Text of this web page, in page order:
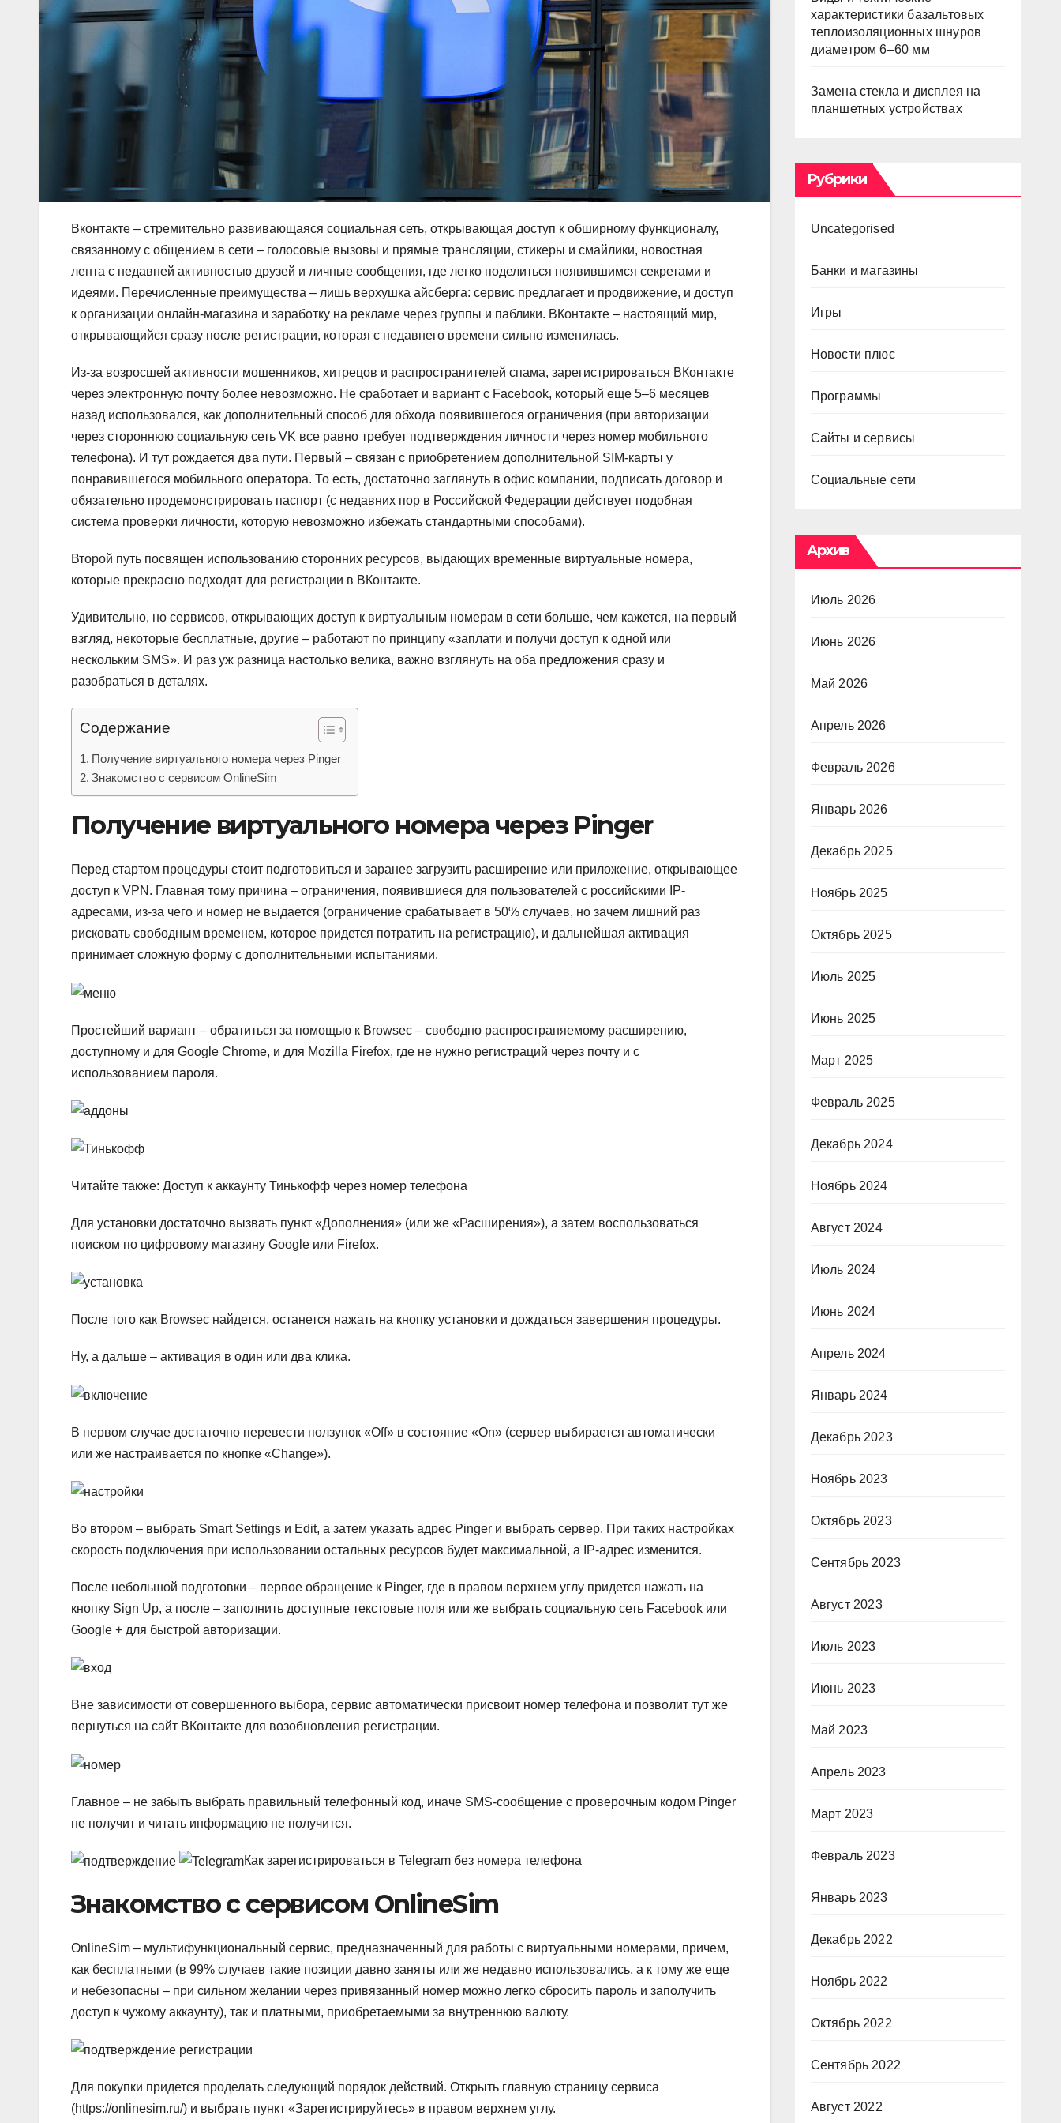
Вконтакте – стремительно развивающаяся социальная сеть, открывающая доступ к обширному функционалу,
связанному с общением в сети – голосовые вызовы и прямые трансляции, стикеры и смайлики, новостная
лента с недавней активностью друзей и личные сообщения, где легко поделиться появившимся секретами и
идеями. Перечисленные преимущества – лишь верхушка айсберга: сервис предлагает и продвижение, и доступ
к организации онлайн-магазина и заработку на рекламе через группы и паблики. ВКонтакте – настоящий мир,
открывающийся сразу после регистрации, которая с недавнего времени сильно изменилась.
Из-за возросшей активности мошенников, хитрецов и распространителей спама, зарегистрироваться ВКонтакте
через электронную почту более невозможно. Не сработает и вариант с Facebook, который еще 5–6 месяцев
назад использовался, как дополнительный способ для обхода появившегося ограничения (при авторизации
через стороннюю социальную сеть VK все равно требует подтверждения личности через номер мобильного
телефона). И тут рождается два пути. Первый – связан с приобретением дополнительной SIM-карты у
понравившегося мобильного оператора. То есть, достаточно заглянуть в офис компании, подписать договор и
обязательно продемонстрировать паспорт (с недавних пор в Российской Федерации действует подобная
система проверки личности, которую невозможно избежать стандартными способами).
Второй путь посвящен использованию сторонних ресурсов, выдающих временные виртуальные номера,
которые прекрасно подходят для регистрации в ВКонтакте.
Удивительно, но сервисов, открывающих доступ к виртуальным номерам в сети больше, чем кажется, на первый
взгляд, некоторые бесплатные, другие – работают по принципу «заплати и получи доступ к одной или
нескольким SMS». И раз уж разница настолько велика, важно взглянуть на оба предложения сразу и
разобраться в деталях.
Содержание
Получение виртуального номера через Pinger
Знакомство с сервисом OnlineSim
Получение виртуального номера через Pinger
Перед стартом процедуры стоит подготовиться и заранее загрузить расширение или приложение, открывающее
доступ к VPN. Главная тому причина – ограничения, появившиеся для пользователей с российскими IP-
адресами, из-за чего и номер не выдается (ограничение срабатывает в 50% случаев, но зачем лишний раз
рисковать свободным временем, которое придется потратить на регистрацию), и дальнейшая активация
принимает сложную форму с дополнительными испытаниями.
Простейший вариант – обратиться за помощью к Browsec – свободно распространяемому расширению,
доступному и для Google Chrome, и для Mozilla Firefox, где не нужно регистраций через почту и с
использованием пароля.
Читайте также: Доступ к аккаунту Тинькофф через номер телефона
Для установки достаточно вызвать пункт «Дополнения» (или же «Расширения»), а затем воспользоваться
поиском по цифровому магазину Google или Firefox.
После того как Browsec найдется, останется нажать на кнопку установки и дождаться завершения процедуры.
Ну, а дальше – активация в один или два клика.
В первом случае достаточно перевести ползунок «Off» в состояние «On» (сервер выбирается автоматически
или же настраивается по кнопке «Change»).
Во втором – выбрать Smart Settings и Edit, а затем указать адрес Pinger и выбрать сервер. При таких настройках
скорость подключения при использовании остальных ресурсов будет максимальной, а IP-адрес изменится.
После небольшой подготовки – первое обращение к Pinger, где в правом верхнем углу придется нажать на
кнопку Sign Up, а после – заполнить доступные текстовые поля или же выбрать социальную сеть Facebook или
Google + для быстрой авторизации.
Вне зависимости от совершенного выбора, сервис автоматически присвоит номер телефона и позволит тут же
вернуться на сайт ВКонтакте для возобновления регистрации.
Главное – не забыть выбрать правильный телефонный код, иначе SMS-сообщение с проверочным кодом Pinger
не получит и читать информацию не получится.
Как зарегистрироваться в Telegram без номера телефона
Знакомство с сервисом OnlineSim
OnlineSim – мультифункциональный сервис, предназначенный для работы с виртуальными номерами, причем,
как бесплатными (в 99% случаев такие позиции давно заняты или же недавно использовались, а к тому же еще
и небезопасны – при сильном желании через привязанный номер можно легко сбросить пароль и заполучить
доступ к чужому аккаунту), так и платными, приобретаемыми за внутреннюю валюту.
Для покупки придется проделать следующий порядок действий. Открыть главную страницу сервиса
(https://onlinesim.ru/) и выбрать пункт «Зарегистрируйтесь» в правом верхнем углу.
характеристики базальтовых
теплоизоляционных шнуров
диаметром 6–60 мм
Замена стекла и дисплея на
планшетных устройствах
Рубрики
Uncategorised
Банки и магазины
Игры
Новости плюс
Программы
Сайты и сервисы
Социальные сети
Архив
Июль 2026
Июнь 2026
Май 2026
Апрель 2026
Февраль 2026
Январь 2026
Декабрь 2025
Ноябрь 2025
Октябрь 2025
Июль 2025
Июнь 2025
Март 2025
Февраль 2025
Декабрь 2024
Ноябрь 2024
Август 2024
Июль 2024
Июнь 2024
Апрель 2024
Январь 2024
Декабрь 2023
Ноябрь 2023
Октябрь 2023
Сентябрь 2023
Август 2023
Июль 2023
Июнь 2023
Май 2023
Апрель 2023
Март 2023
Февраль 2023
Январь 2023
Декабрь 2022
Ноябрь 2022
Октябрь 2022
Сентябрь 2022
Август 2022